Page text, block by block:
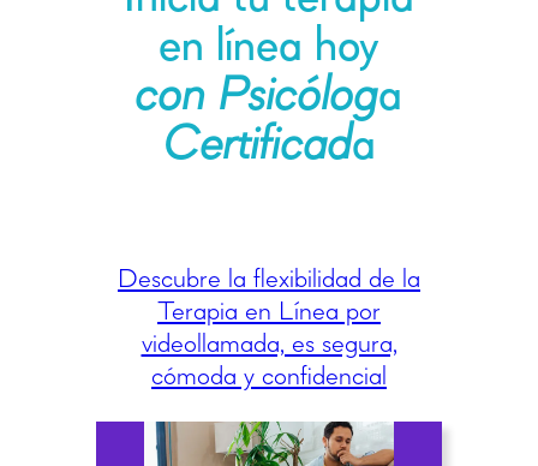
con Psicóloga
Certificada
Descubre la flexibilidad de la
Terapia en Línea por
videollamada, es segura,
cómoda y confidencial